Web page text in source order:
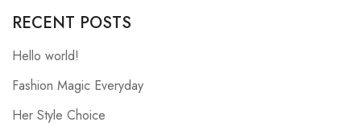
RECENT POSTS
Hello world!
Fashion Magic Everyday
Her Style Choice